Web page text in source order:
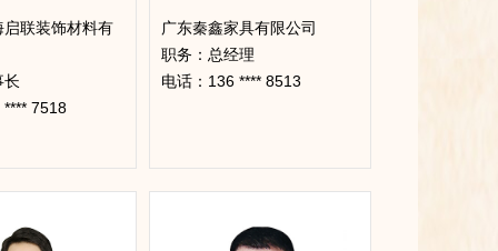
启联装饰材料有
长
7518
广东秦鑫家具有限公司
​职务：总经理
电话：136 **** 8513